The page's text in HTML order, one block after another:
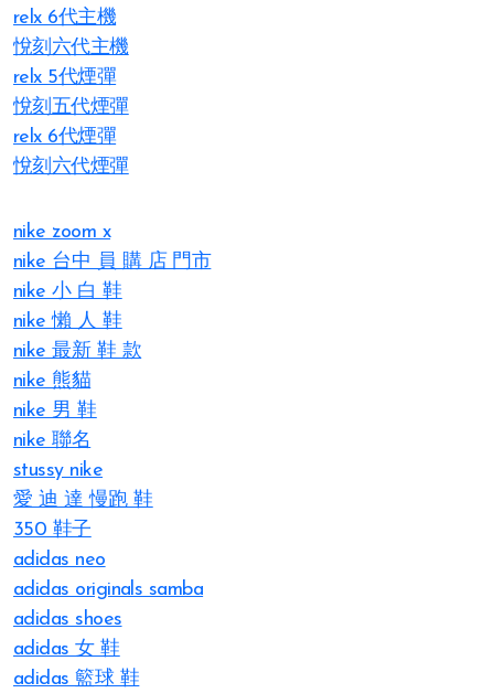
relx 6代主機
悅刻六代主機
relx 5代煙彈
悅刻五代煙彈
relx 6代煙彈
悅刻六代煙彈
nike zoom x
nike 台中 員 購 店 門市
nike 小 白 鞋
nike 懶 人 鞋
nike 最新 鞋 款
nike 熊貓
nike 男 鞋
nike 聯名
stussy nike
愛 迪 達 慢跑 鞋
350 鞋子
adidas neo
adidas originals samba
adidas shoes
adidas 女 鞋
adidas 籃球 鞋